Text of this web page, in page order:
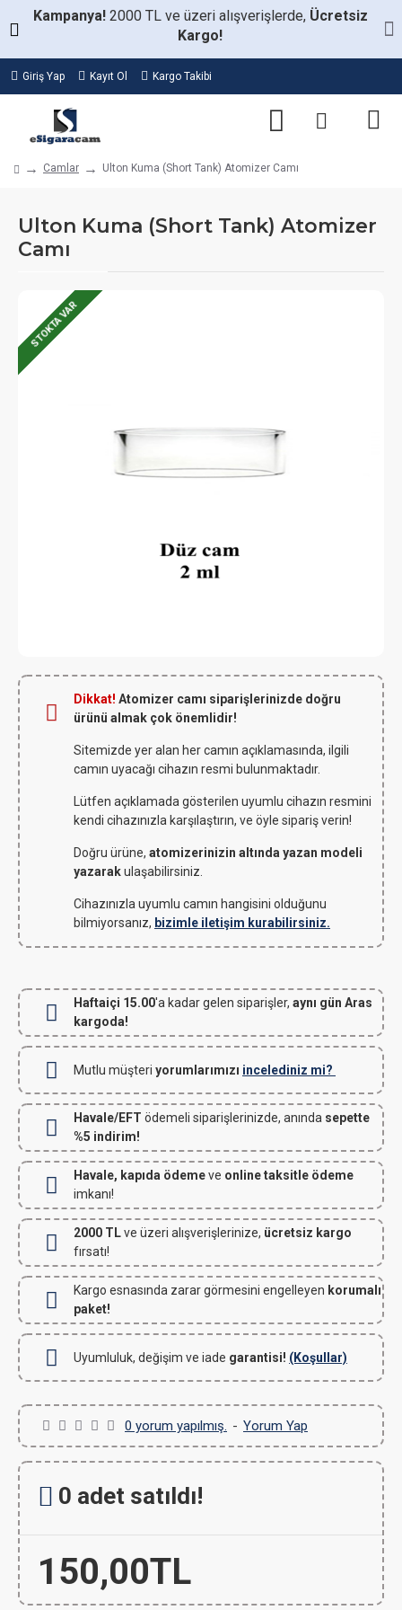
Kampanya! 2000 TL ve üzeri alışverişlerde, Ücretsiz
Kargo!
Giriş Yap Kayıt Ol Kargo Takibi
Camlar Ulton Kuma (Short Tank) Atomizer Camı
Ulton Kuma (Short Tank) Atomizer
Camı
STOKTA VAR
Dikkat! Atomizer camı siparişlerinizde doğru
ürünü almak çok önemlidir!
Sitemizde yer alan her camın açıklamasında, ilgili
camın uyacağı cihazın resmi bulunmaktadır.
Lütfen açıklamada gösterilen uyumlu cihazın resmini
kendi cihazınızla karşılaştırın, ve öyle sipariş verin!
Doğru ürüne, atomizerinizin altında yazan modeli
yazarakulaşabilirsiniz.
Cihazınızla uyumlu camın hangisini olduğunu
bilmiyorsanız, bizimle iletişim kurabilirsiniz.
Haftaiçi 15.00'a kadar gelen siparişler, aynı gün Aras
kargoda!
Mutlu müşteri yorumlarımızı incelediniz mi?
Havale/EFT ödemeli siparişlerinizde, anında sepette
%5 indirim!
Havale, kapıda ödemeve online taksitle ödeme
imkanı!
2000 TLve üzeri alışverişlerinize, ücretsiz kargo
fırsatı!
Kargo esnasında zarar görmesini engelleyen korumalı
paket!
Uyumluluk, değişim ve iade garantisi! (Koşullar)
0 yorum yapılmış. - Yorum Yap
150,00TL
0 adet satıldı!